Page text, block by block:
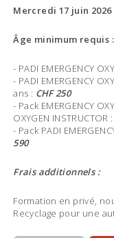
Mercredi 17 juin 2026
Âge minimum requis :
- PADI EMERGENCY
- PADI EMERGENCY
ans : CHF 250
- Pack EMERGENCY
OXYGEN INSTRUCTOR :
- Pack PADI
590
Frais additionnels :
Formation en privé,
Recyclage pour une